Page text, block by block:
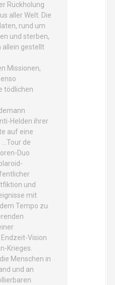
Rückholung
aller Welt. Die
rund um
und sterben,
allein gestellt
Missionen,
tödlichen
Helden ihrer
auf eine
…Tour de
Duo
und
mit
Tempo zu
Vision
Krieges.
Menschen in
und an